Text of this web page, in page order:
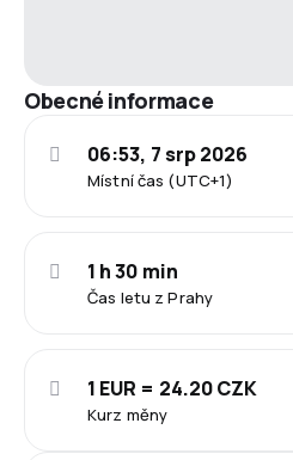
Obecné informace
Místní čas (UTC+1)
06:53, 7 srp 2026
Čas letu z Prahy
1 h 30 min
Kurz měny
1 EUR = 24.20 CZK